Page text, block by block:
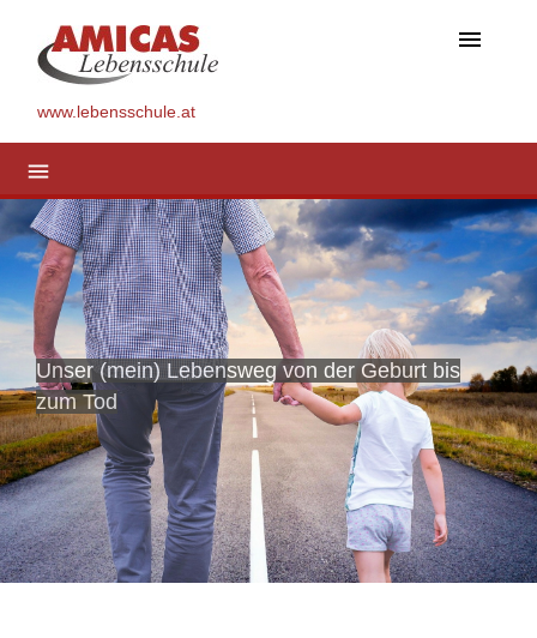
menu
www.lebensschule.at
menu
Unser (mein) Lebensweg von der Geburt bis
zum Tod